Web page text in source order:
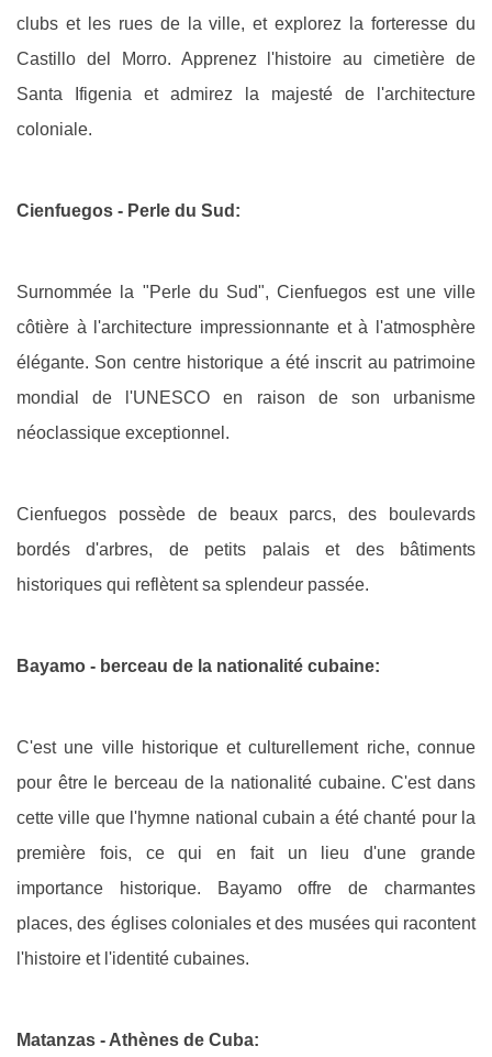
clubs et les rues de la ville, et explorez la forteresse du
Castillo del Morro. Apprenez l'histoire au cimetière de
Santa Ifigenia et admirez la majesté de l'architecture
coloniale.
Cienfuegos - Perle du Sud:
Surnommée la "Perle du Sud", Cienfuegos est une ville
côtière à l'architecture impressionnante et à l'atmosphère
élégante. Son centre historique a été inscrit au patrimoine
mondial de l'UNESCO en raison de son urbanisme
néoclassique exceptionnel.
Cienfuegos possède de beaux parcs, des boulevards
bordés d'arbres, de petits palais et des bâtiments
historiques qui reflètent sa splendeur passée.
Bayamo - berceau de la nationalité cubaine:
C'est une ville historique et culturellement riche, connue
pour être le berceau de la nationalité cubaine. C'est dans
cette ville que l'hymne national cubain a été chanté pour la
première fois, ce qui en fait un lieu d'une grande
importance historique. Bayamo offre de charmantes
places, des églises coloniales et des musées qui racontent
l'histoire et l'identité cubaines.
Matanzas - Athènes de Cuba: